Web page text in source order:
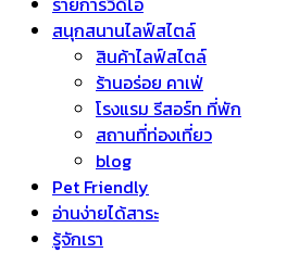
สนุกสนานไลฟ์สไตล์
สินค้าไลฟ์สไตล์
ร้านอร่อย คาเฟ่
โรงแรม รีสอร์ท ที่พัก
สถานที่ท่องเที่ยว
blog
Pet Friendly
อ่านง่ายได้สาระ
รู้จักเรา